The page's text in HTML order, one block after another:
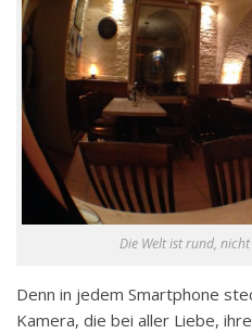
Die Welt ist rund,
Denn in jedem Smartphone
Kamera, die bei aller Liebe,